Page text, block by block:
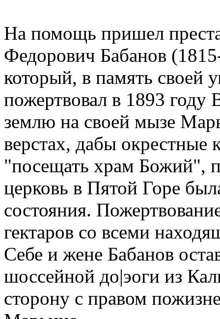
На помощь пришел
Федорович Бабанов
который, в память своей
пожертвовал в 1893
землю на своей мызе
верстах, дабы окрестные
"посещать храм Божий",
церковь в Пятой Горе
состояния.
гектаров со всеми
Себе и жене Бабанов
шоссейной до|эоги из
сторону с правом